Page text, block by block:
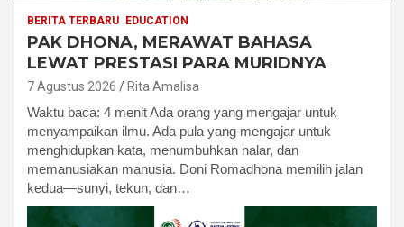
BERITA TERBARU EDUCATION
PAK DHONA, MERAWAT BAHASA
LEWAT PRESTASI PARA MURIDNYA
7 Agustus 2026 Rita Amalisa
Waktu baca: 4 menit Ada orang yang mengajar untuk
menyampaikan ilmu. Ada pula yang mengajar untuk
menghidupkan kata, menumbuhkan nalar, dan
memanusiakan manusia. Doni Romadhona memilih jalan
kedua—sunyi, tekun, dan…